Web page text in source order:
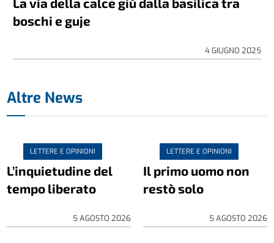
boschi e guje
4 GIUGNO 2025
Altre News
LETTERE E OPINIONI
L’inquietudine del
tempo liberato
5 AGOSTO 2026
LETTERE E OPINIONI
Il primo uomo non
restò solo
5 AGOSTO 2026